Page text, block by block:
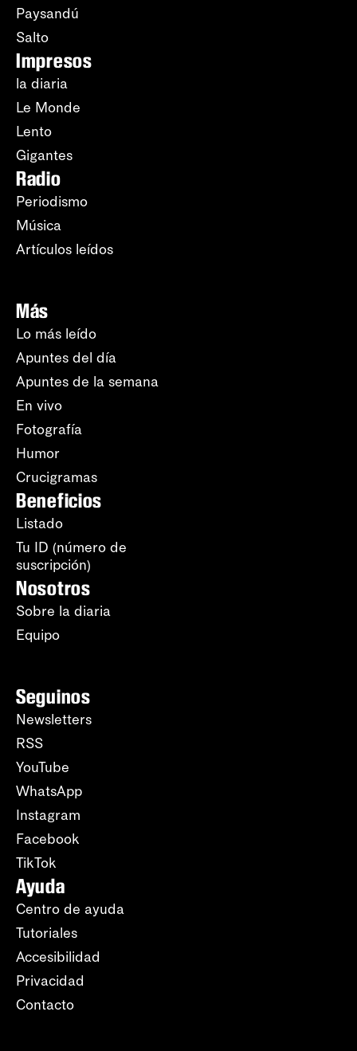
Paysandú
Salto
Impresos
la diaria
Le Monde
Lento
Gigantes
Radio
Periodismo
Música
Artículos leídos
Más
Lo más leído
Apuntes del día
Apuntes de la semana
En vivo
Fotografía
Humor
Crucigramas
Beneficios
Listado
Tu ID (número de
suscripción)
Nosotros
Sobre la diaria
Equipo
Seguinos
Newsletters
RSS
YouTube
WhatsApp
Instagram
Facebook
TikTok
Ayuda
Centro de ayuda
Tutoriales
Accesibilidad
Privacidad
Contacto